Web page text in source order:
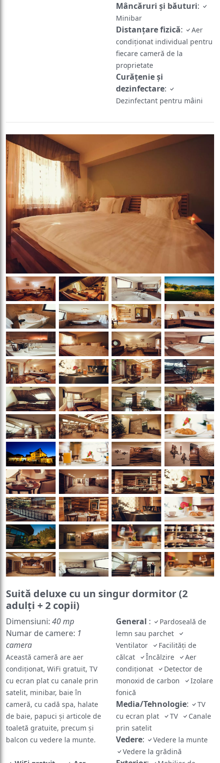
Mâncăruri și băuturi:
Minibar
Distanțare fizică:
Aer
condiționat individual pentru
fiecare cameră de la
proprietate
Curățenie și
dezinfectare:
Dezinfectant pentru mâini
Suită deluxe cu un singur dormitor (2
adulţi + 2 copii)
Dimensiuni: 40 mp
Numar de camere: 1
camera
Această cameră are aer
condiționat, WiFi gratuit, TV
cu ecran plat cu canale prin
satelit, minibar, baie în
cameră, cu cadă spa, halate
de baie, papuci și articole de
toaletă gratuite, precum și
balcon cu vedere la munte.
General :
Pardoseală de
lemn sau parchet
Ventilator
Facilități de
călcat
Încălzire
Aer
condiționat
Detector de
monoxid de carbon
Izolare
fonică
Media/Tehnologie:
TV
cu ecran plat
TV
Canale
prin satelit
Vedere:
Vedere la munte
Vedere la grădină